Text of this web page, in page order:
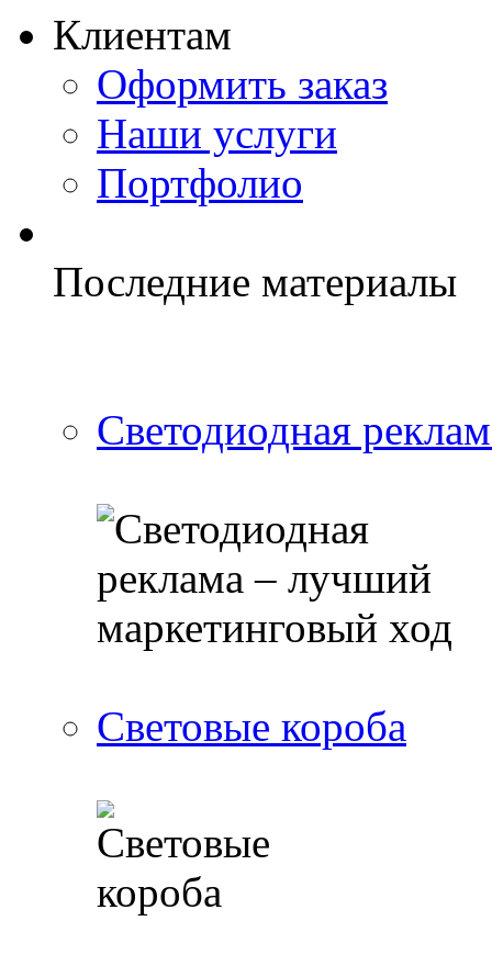
Клиентам
Оформить заказ
Наши услуги
Портфолио
Последние материалы
Светодиодная
Световые короба